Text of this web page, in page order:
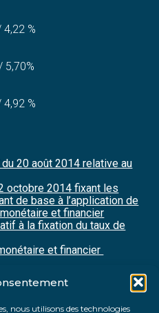
nous utilisons des technologies
4,22 %
5,70%
4,92 %
20 août 2014 relative au
octobre 2014 fixant les
de base à l’application de
et financier
à la fixation du taux de
et financier